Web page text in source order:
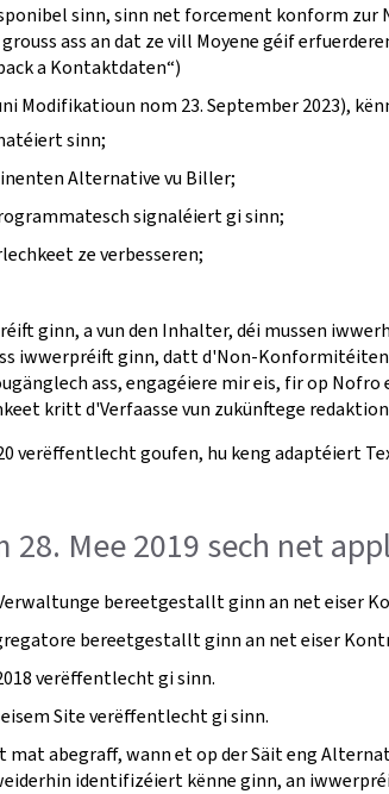
sinn, sinn net forcement konform zur
ass an dat ze vill Moyene géif
a Kontaktdaten“)
Modifikatioun nom 23. September 2023),
sinn;
Alternative vu Biller;
signaléiert gi sinn;
ze verbesseren;
ginn, a vun den Inhalter, déi mussen
iwwerpréift ginn, datt d'Non-
ass, engagéiere mir eis, fir op Nofro
kritt d'Verfaasse vun zukünftege
verëffentlecht goufen, hu keng
28. Mee 2019 sech net
bereetgestallt ginn an net eiser
bereetgestallt ginn an net eiser
verëffentlecht gi sinn.
Site verëffentlecht gi sinn.
abegraff, wann et op der Säit eng
identifizéiert kënne ginn, an